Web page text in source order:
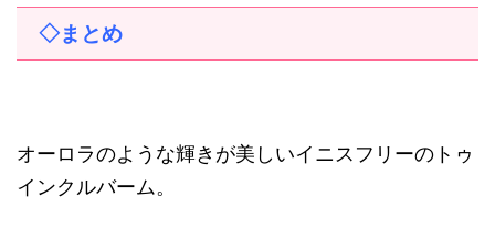
◇まとめ
オーロラのような輝きが美しいイニスフリーのトゥ
インクルバーム。